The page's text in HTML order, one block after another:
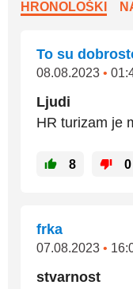
HRONOLOŠKI
To su
08.08.2023 •
Ljudi
HR turizam je
8 0
frka
07.08.2023 •
stvarnost